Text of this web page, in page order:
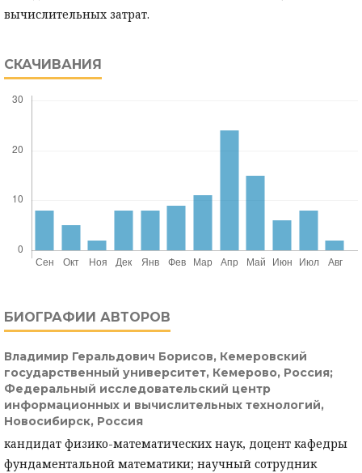
вычислительных затрат.
СКАЧИВАНИЯ
БИОГРАФИИ АВТОРОВ
Владимир Геральдович Борисов, Кемеровский
государственный университет, Кемерово, Россия;
Федеральный исследовательский центр
информационных и вычислительных технологий,
Новосибирск, Россия
кандидат физико-математических наук, доцент кафедры
фундаментальной математики; научный сотрудник